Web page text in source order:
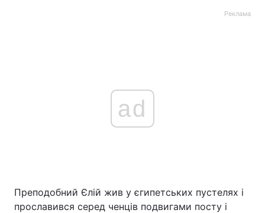
Реклама
ad
Преподобний Єлій жив у єгипетських пустелях і
прославився серед ченців подвигами посту і